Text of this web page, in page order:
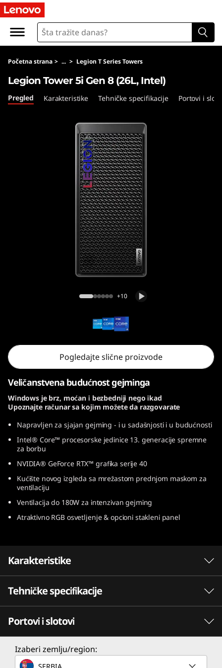
L
g
o
8
n
e
Početna strana > ... > Legion T Series Towers
Legion Tower 5i Gen 8 (26L, Intel)
Legion Tower 5i Gen 8 (26L, Intel)
Pregled Karakteristike Tehničke specifikacije Portovi i
+10
Pogledajte slične proizvode
Veličanstvena budućnost gejminga
Windows je brz, moćan i bezbedniji nego ikad
Upoznajte računar sa kojim možete da razgovarate
Napravljen za sjajan gejming - i u sadašnjosti i u budućnosti
Intel® Core™ procesorske jedinice 13. generacije spremne
za borbu
NVIDIA® GeForce RTX™ grafika serije 40
Kućište novog izgleda sa mrežastom prednjom maskom za
ventilaciju
Ventilacija do 180W za intenzivan gejming
Atraktivno RGB osvetljenje & opcioni stakleni panel
Karakteristike
Game Without Compromise. Go Beyond
Performance With Intel®Core™ Processors.
Intelova najnovija hibridna arhitektura
uparena sa vodećim karakteristikama donosi
vrhunsko gejming iskustvo. Strimujte, kreirajte
i takmičite se na najvišem nivou - 13th Gen
Tehničke specifikacije
Do 13th Gen Intel® Core™ i9-13900F
Portovi i slotovi
Izaberi zemlju/region:
SERBIA